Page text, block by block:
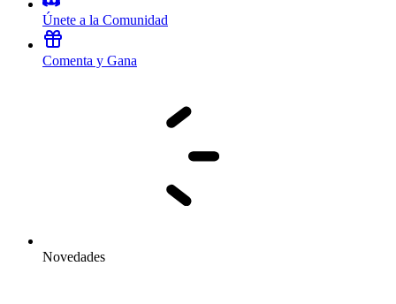
Únete a la Comunidad
Comenta y Gana
Novedades